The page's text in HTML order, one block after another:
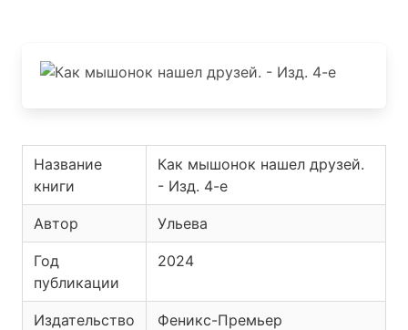
Название
книги
Как мышонок нашел друзей.
- Изд. 4-е
Автор Ульева
Год
публикации
2024
Издательство Феникс-Премьер